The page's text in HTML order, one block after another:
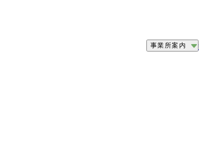
事業所案内